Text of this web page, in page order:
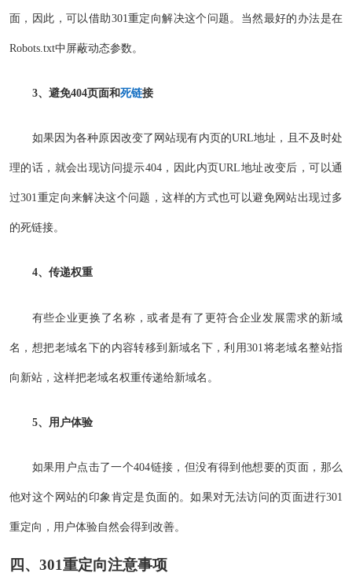
面，因此，可以借助301重定向解决这个问题。当然最好的办法是在
Robots.txt中屏蔽动态参数。
3、避免404页面和死链接
如果因为各种原因改变了网站现有内页的URL地址，且不及时处
理的话，就会出现访问提示404，因此内页URL地址改变后，可以通
过301重定向来解决这个问题，这样的方式也可以避免网站出现过多
的死链接。
4、传递权重
有些企业更换了名称，或者是有了更符合企业发展需求的新域
名，想把老域名下的内容转移到新域名下，利用301将老域名整站指
向新站，这样把老域名权重传递给新域名。
5、用户体验
如果用户点击了一个404链接，但没有得到他想要的页面，那么
他对这个网站的印象肯定是负面的。如果对无法访问的页面进行301
重定向，用户体验自然会得到改善。
四、301重定向注意事项